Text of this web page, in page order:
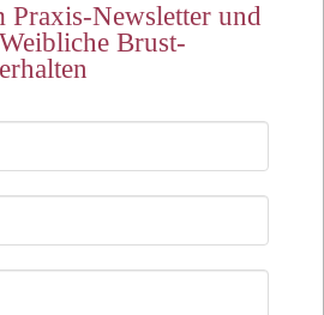
Praxis-Newsletter und
Brust-